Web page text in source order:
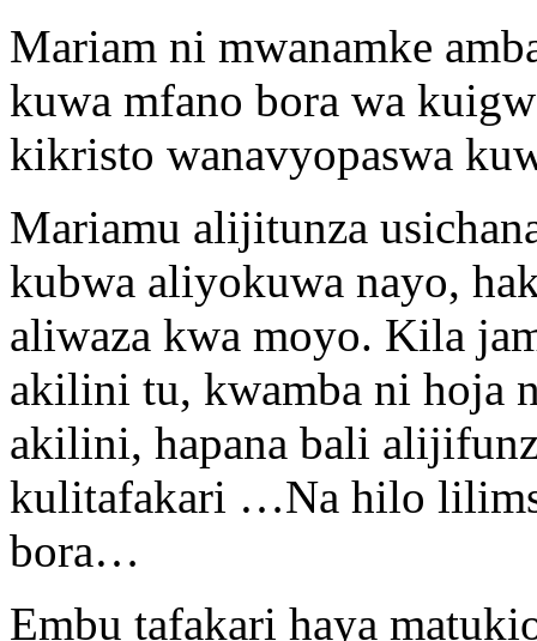
Mariam ni mwanamke
kuwa mfano bora wa
kikristo wanavyopaswa
Mariamu alijitunza
kubwa aliyokuwa nayo,
aliwaza kwa moyo. Kila
akilini tu, kwamba ni hoja
akilini, hapana bali
kulitafakari …Na hilo
bora…
Embu tafakari haya